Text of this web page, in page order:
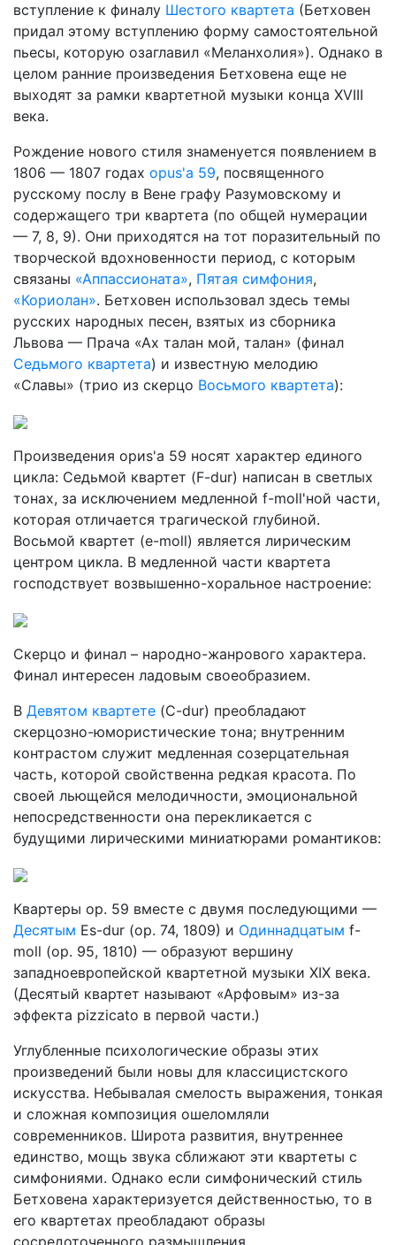
вступление к финалу Шестого квартета (Бетховен
придал это­му вступлению форму самостоятельной
пьесы, которую озаглавил «Меланхолия»). Однако в
целом ранние произведения Бетховена еще не
выходят за рамки квартетной музыки конца XVIII
века.
Рождение нового стиля знаменуется появлением в
1806 — 1807 годах opus'a 59, посвященного
русскому послу в Вене графу Разу­мовскому и
содержащего три квартета (по общей нумерации
— 7, 8, 9). Они приходятся на тот поразительный по
творческой вдо­хновенности период, с которым
связаны «Аппассионата», Пятая симфония,
«Кориолан». Бетховен использовал здесь темы
русских народных песен, взятых из сборника
Львова — Прача «Ах талан мой, талан» (финал
Седьмого квартета) и известную мелодию
«Славы» (трио из скерцо Восьмого квартета):
Произведения ориs'a 59 носят характер единого
цикла: Седь­мой квартет (F-dur) написан в светлых
тонах, за исключением медленной f-moll'ной части,
которая отличается трагической глу­биной.
Восьмой квартет (e-moll) является лирическим
центром цикла. В медленной части квартета
господствует возвышенно-хо­ральное настроение:
Скерцо и финал – народно-жанрового характера.
Финал интересен ладовым своеобразием.
В Девятом квартете (C-dur) преобладают
скерцозно-юмористические тона; внутренним
контрастом служит медленная созерцательная
часть, которой свойственна редкая красота. По
своей льющейся мелодичности, эмоциональной
непосредственности она перекликается с
будущими лирическими миниатюрами романтиков:
Квартеры ор. 59 вместе с двумя последующими —
Десятым Es-dur (op. 74, 1809) и Одиннадцатым f-
moll (op. 95, 1810) — обра­зуют вершину
западноевропейской квартетной музыки XIX века.
(Десятый квартет называют «Арфовым» из-за
эффекта pizzicato в первой части.)
Углубленные психологические образы этих
произведений были новы для классицистского
искусства. Небывалая смелость выражения, тонкая
и сложная композиция ошеломляли
современников. Широта развития, внутреннее
единство, мощь звука сближают эти квартеты с
симфониями. Однако если симфонический стиль
Бетхо­вена характеризуется действенностью, то в
его квартетах преобладают образы
сосредоточенного размышления.